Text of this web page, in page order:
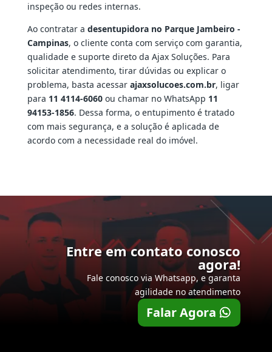
inspeção ou redes internas.
Ao contratar a desentupidora no Parque Jambeiro -
Campinas, o cliente conta com serviço com garantia,
qualidade e suporte direto da Ajax Soluções. Para
solicitar atendimento, tirar dúvidas ou explicar o
problema, basta acessar ajaxsolucoes.com.br, ligar
para 11 4114-6060ou chamar no WhatsApp 11
94153-1856. Dessa forma, o entupimento é tratado
com mais segurança, e a solução é aplicada de
acordo com a necessidade real do imóvel.
Entre em contato conosco
agora!
Fale conosco via Whatsapp, e garanta
agilidade no atendimento
Falar Agora